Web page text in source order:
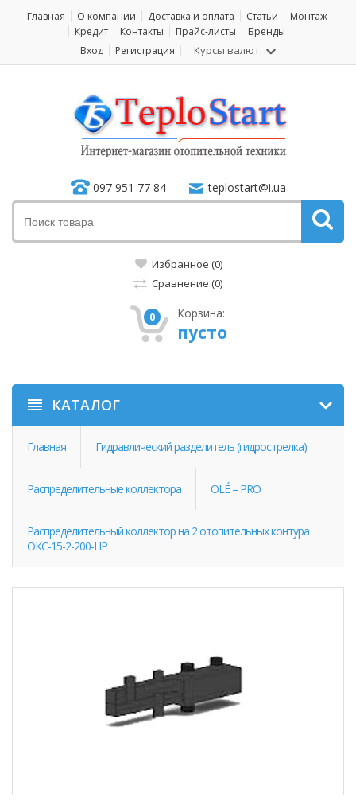
Главная О компании Доставка и оплата Статьи
Монтаж
Кредит
Контакты Прайс-листы
Бренды
Вход
Регистрация Курсы валют:
097 951 77 84 teplostart@i.ua
Избранное (0)
Сравнение (0)
0 Корзина:
пусто
КАТАЛОГ
Главная Гидравлический разделитель (гидрострелка)
Распределительные коллектора OLÉ – PRO
Распределительный коллектор на 2 отопительных контура
ОКС-15-2-200-НР